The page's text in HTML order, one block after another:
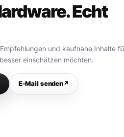
Echt
und kaufnahe Inhalte
einschätzen möchten.
E-Mail senden↗